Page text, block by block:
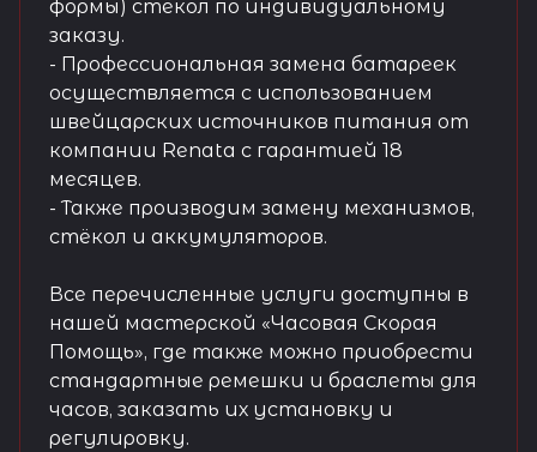
формы) стёкол по индивидуальному
заказу.
- Профессиональная замена батареек
осуществляется с использованием
швейцарских источников питания от
компании Renata с гарантией 18
месяцев.
- Также производим замену механизмов,
стёкол и аккумуляторов.
Все перечисленные услуги доступны в
нашей мастерской «Часовая Скорая
Помощь», где также можно приобрести
стандартные ремешки и браслеты для
часов, заказать их установку и
регулировку.